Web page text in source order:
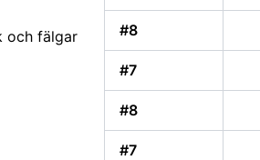
och fälgar
#8
#7
#8
#7